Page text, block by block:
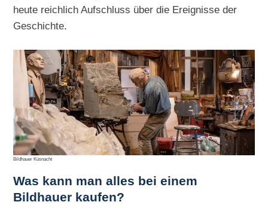
heute reichlich Aufschluss über die Ereignisse der
Geschichte.
Bildhauer Küsnacht
Was kann man alles bei einem
Bildhauer kaufen?